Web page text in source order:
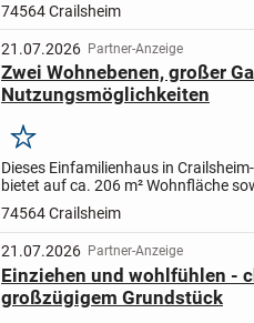
74564 Crailsheim
21.07.2026 Partner-Anzeige
Zwei Wohnebenen, großer
Nutzungsmöglichkeiten
Merken
Dieses Einfamilienhaus in
bietet auf ca. 206 m² Wohnfläche
Grundstück vielfältige
74564 Crailsheim
21.07.2026 Partner-Anzeige
Einziehen und wohlfühlen -
großzügigem Grundstück